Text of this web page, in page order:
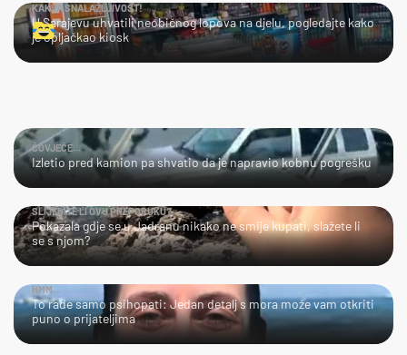
KAKVA SNALAŽLJIVOST!
U Sarajevu uhvatili neobičnog lopova na djelu, pogledajte kako
je opljačkao kiosk
ČOVJEČE...
Izletio pred kamion pa shvatio da je napravio kobnu pogrešku
SLIJEDITE LI OVU PREPORUKU?
Pokazala gdje se u Jadranu nikako ne smije kupati, slažete li
se s njom?
HMM…
To rade samo psihopati: Jedan detalj s mora može vam otkriti
puno o prijateljima